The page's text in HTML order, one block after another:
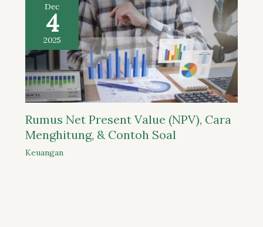
Dec
4
2025
Rumus Net Present Value (NPV), Cara
Menghitung, & Contoh Soal
Keuangan